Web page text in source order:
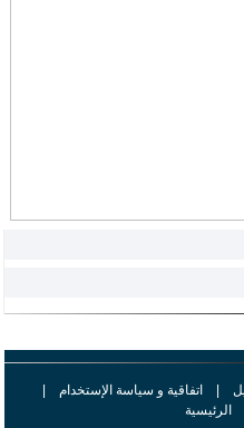
| اتفاقية و سياسة الإستخدام
|
الرئيسية